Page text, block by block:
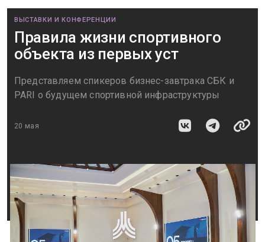
ВЫСТАВКИ И КОНФЕРЕНЦИИ
Правила жизни спортивного
объекта из первых уст
Представляем спикеров бизнес-завтрака СБК и
PARI о будущем спортивной инфраструктуры
20 мая